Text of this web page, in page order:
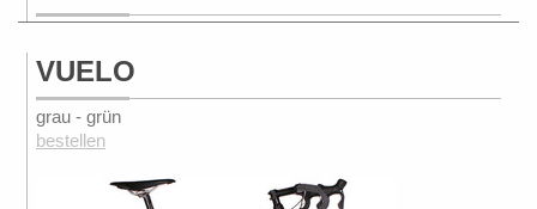
VUELO
grau - grün
bestellen